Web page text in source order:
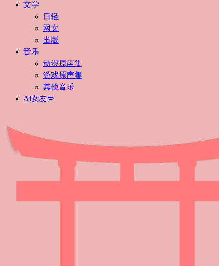
文学
日轻
网文
出版
音乐
动漫原声集
游戏原声集
其他音乐
Ai女友💋